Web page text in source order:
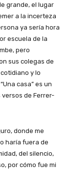
grande, el lugar
a la incerteza
ya sería hora
escuela de la
pero
sus colegas de
y lo
casa” es un
de Ferrer-
donde me
haría fuera de
del silencio,
por cómo fue mi